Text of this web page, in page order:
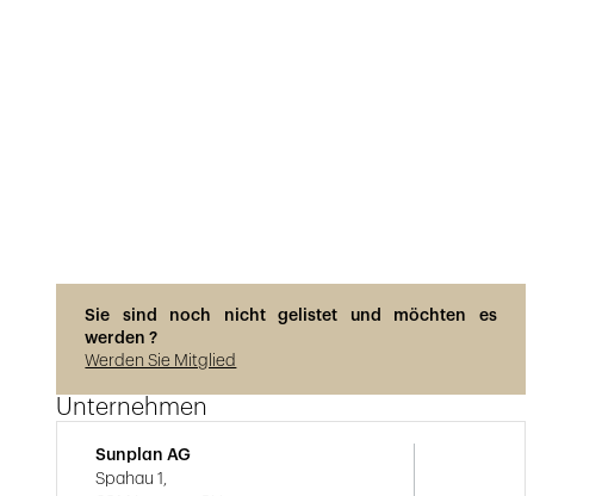
Sie sind noch nicht gelistet und möchten es
werden ?
Werden Sie Mitglied
Unternehmen
Sunplan AG
Spahau 1,